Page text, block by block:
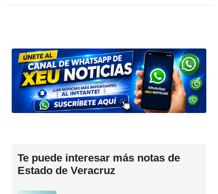
Te puede interesar más notas de
Estado de Veracruz